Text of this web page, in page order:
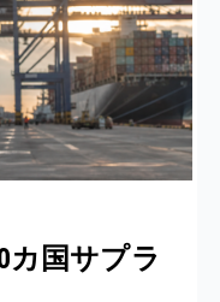
カ国サプラ